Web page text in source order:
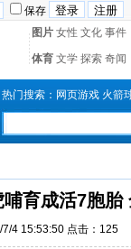
保存
图片 女性 文化 事件
体育 文学 探索 奇闻
热门搜索： 网页游戏 火箭
育成活7胞胎
4 15:53:50 点击： 125